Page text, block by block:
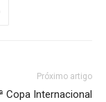
Próximo artigo
Copa Internacional